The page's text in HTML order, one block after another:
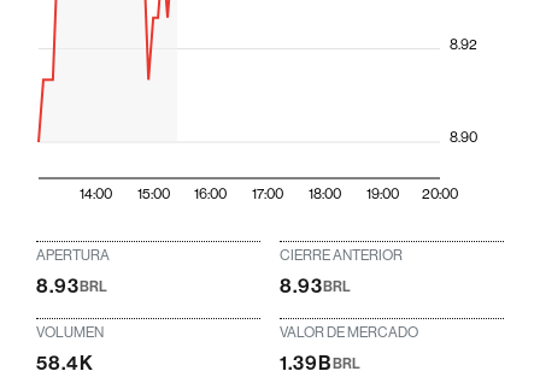
14:00 15:00 16:00 17:00 18:00 19:00 20:00
8.90
8.92
APERTURA
8.93BRL
CIERRE ANTERIOR
8.93BRL
VOLUMEN
58.4K
VALOR DE MERCADO
1.39BBRL